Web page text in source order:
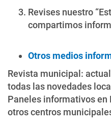
Revises nuestro
compartimos
Otros medios
Revista municipal:
todas las novedades
Paneles informativos en
otros centros